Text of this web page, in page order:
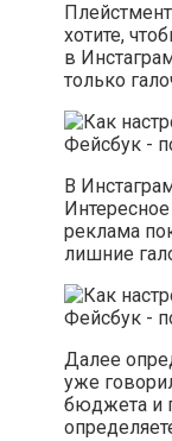
хотите,
в
только
В
реклама
лишние
Далее
уже
бюджета и